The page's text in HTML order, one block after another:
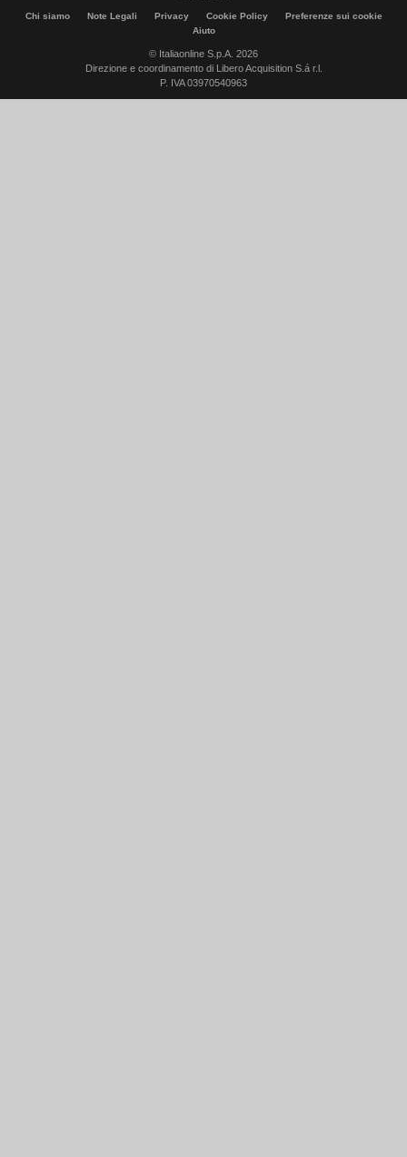
Chi siamo Note Legali Privacy Cookie Policy
Preferenze sui cookie
Aiuto
© Italiaonline S.p.A. 2026
Direzione e coordinamento di Libero Acquisition S.á r.l.
P. IVA 03970540963